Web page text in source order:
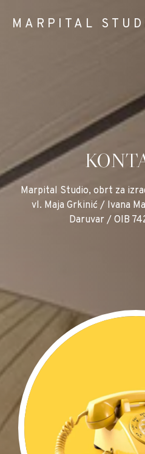
MARPITAL
Marpital Studio, obrt za
vl. Maja Grkinić / Ivana
Daruvar / OIB